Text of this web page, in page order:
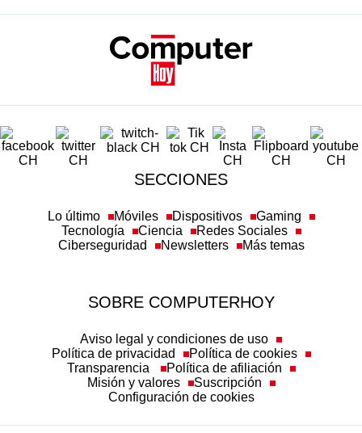
SECCIONES
Tecnología
Ciencia
Redes Sociales
Ciberseguridad
Newsletters Más temas
Política de privacidad
Política de cookies
Transparencia
Política de afiliación
Misión y valores
Suscripción
Configuración de cookies